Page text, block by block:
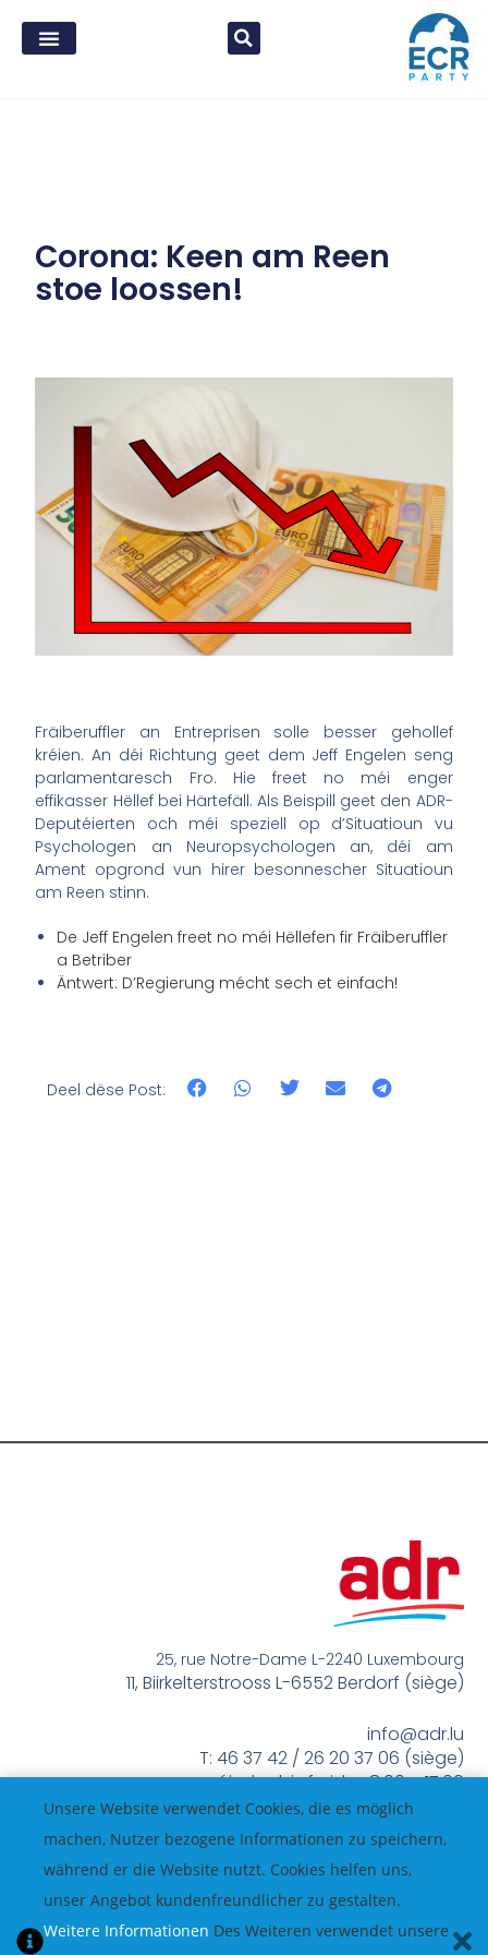
Corona: Keen am Reen
stoe loossen!
Fräiberuffler an Entreprisen solle besser gehollef
kréien. An déi Richtung geet dem Jeff Engelen seng
parlamentaresch Fro. Hie freet no méi enger
effikasser Hëllef bei Härtefäll. Als Beispill geet den ADR-
Deputéierten och méi speziell op d’Situatioun vu
Psychologen an Neuropsychologen an, déi am
Ament opgrond vun hirer besonnescher Situatioun
am Reen stinn.
De Jeff Engelen freet no méi Hëllefen fir Fräiberuffler
a Betriber
Äntwert: D’Regierung mécht sech et einfach!
Deel dëse Post:
25, rue Notre-Dame L-2240 Luxembourg
11, Biirkelterstrooss L-6552 Berdorf (siège)
info@adr.lu
T: 46 37 42 / 26 20 37 06 (siège)
méindes bis freides 8:00 – 17:00
Unsere Website verwendet Cookies, die es möglich
machen, Nutzer bezogene Informationen zu speichern,
während er die Website nutzt. Cookies helfen uns,
unser Angebot kundenfreundlicher zu gestalten.
Weitere Informationen Des Weiteren verwendet unsere